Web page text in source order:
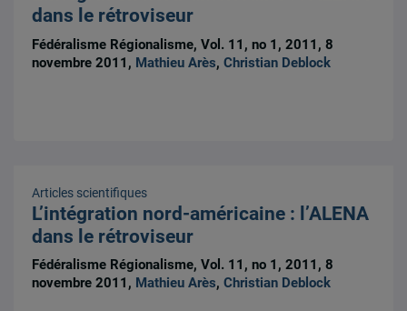
dans le rétroviseur
Fédéralisme Régionalisme, Vol. 11, no 1, 2011, 8
novembre 2011, Mathieu Arès,Christian Deblock
Articles scientifiques
L’intégration nord-américaine : l’ALENA
dans le rétroviseur
Fédéralisme Régionalisme, Vol. 11, no 1, 2011, 8
novembre 2011, Mathieu Arès,Christian Deblock